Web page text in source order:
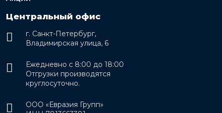
Центральный офис
г. Санкт-Петербург,
Владимирская улица, 6
Ежедневно с 8:00 до 18:00
Отгрузки производятся
круглосуточно.
ООО «Евразия Групп»